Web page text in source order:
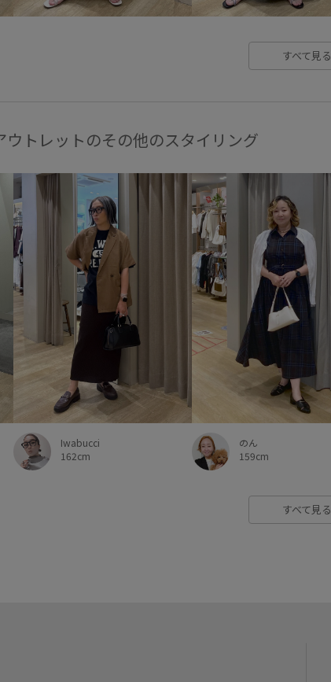
すべて見る
トレットのその他のスタイリング
Iwabucci
162cm
のん
159cm
すべて見る